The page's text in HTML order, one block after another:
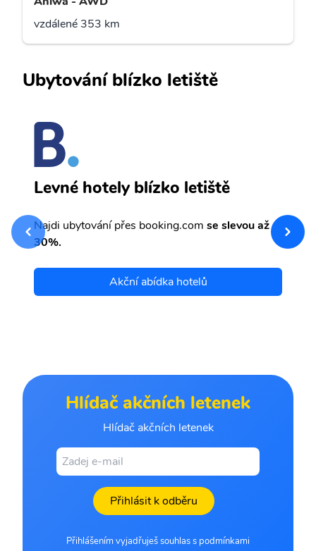
vzdálené 353 km
Ubytování blízko letiště
Levné hotely blízko letiště
Najdi ubytování přes booking.com se slevou až
30%.
Akční abídka hotelů
Hlídač akčních letenek
Hlídač akčních letenek
Přihlásit k odběru
Přihlášením vyjadřuješ souhlas s podmínkami